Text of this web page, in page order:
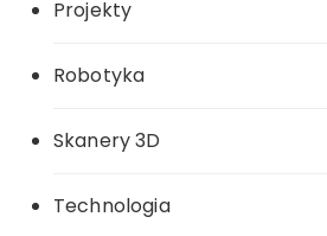
Projekty
Robotyka
Skanery 3D
Technologia